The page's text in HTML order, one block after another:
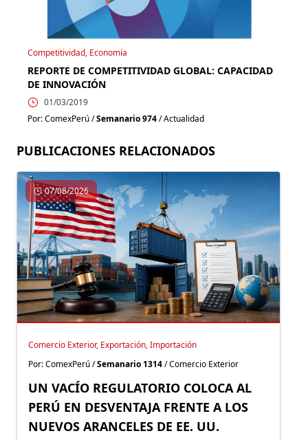
Competitividad, Economía
REPORTE DE COMPETITIVIDAD GLOBAL: CAPACIDAD
DE INNOVACIÓN
01/03/2019
Por: ComexPerú /Semanario 974/ Actualidad
PUBLICACIONES RELACIONADOS
07/08/2026
Comercio Exterior, Exportación, Importación
Por: ComexPerú /Semanario 1314/ Comercio Exterior
UN VACÍO REGULATORIO COLOCA AL
PERÚ EN DESVENTAJA FRENTE A LOS
NUEVOS ARANCELES DE EE. UU.